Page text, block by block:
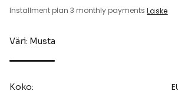
Installment plan 3 monthly payments Laske
Väri: Musta
Koko: